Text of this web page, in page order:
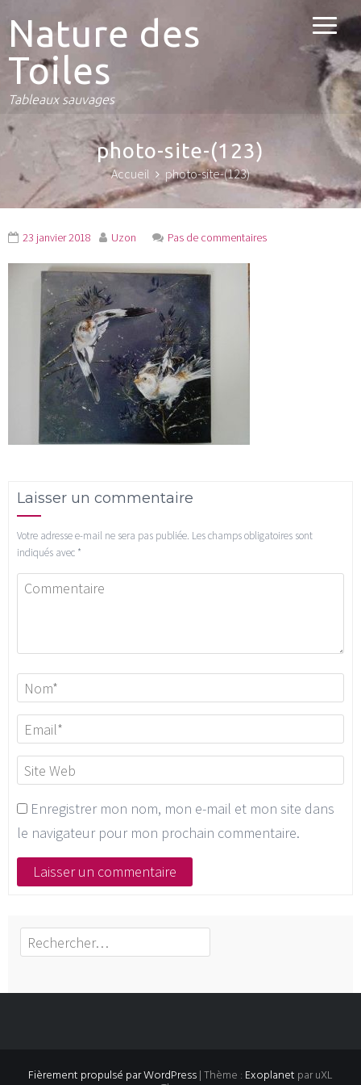
Nature des
Toiles
Tableaux sauvages
photo-site-(123)
Accueil photo-site-(123)
23 janvier 2018 Uzon Pas de commentaires
Laisser un commentaire
Votre adresse e-mail ne sera pas publiée. Les champs obligatoires sont
indiqués avec *
Enregistrer mon nom, mon e-mail et mon site dans
le navigateur pour mon prochain commentaire.
Rechercher :
Fièrement propulsé par WordPress|Thème : Exoplanet par uXL